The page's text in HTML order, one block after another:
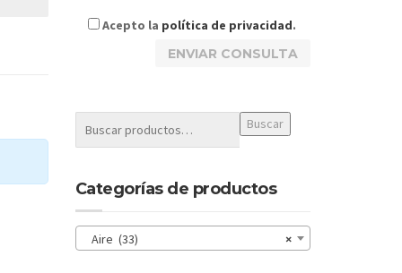
Acepto la política de privacidad.
Buscar
Categorías de productos
×
Aire (33)